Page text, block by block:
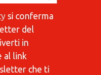
si conferma
del
in
al link
che ti